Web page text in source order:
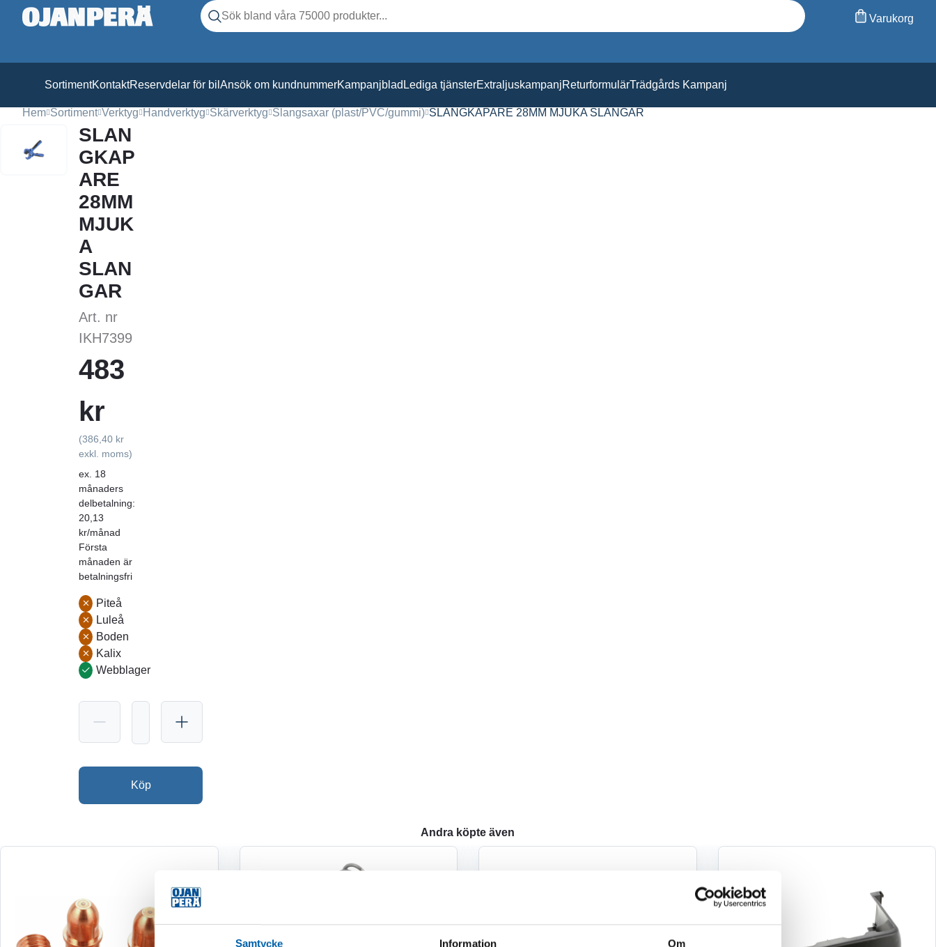
Samtycke Information Om
Sök produkter
Sök Varukorg
SortimentKontaktReservdelar för bil Ansök om kundnummerKampanjblad Lediga tjänsterExtraljuskampanjReturformulärTrädgårds Kampanj
Hem Sortiment Verktyg Handverktyg Skärverktyg Slangsaxar (plast/PVC/gummi) SLANGKAPARE 28MM MJUKA SLANGAR
SLAN
GKAP
ARE
28MM
MJUK
A
SLAN
GAR
Art. nr
IKH7399
483
kr
(386,40 kr
exkl. moms)
ex. 18
månaders
delbetalning:
20,13
kr/månad
Första
månaden är
betalningsfri
Piteå
Luleå
Boden
Kalix
Webblager
Köp
Andra köpte även